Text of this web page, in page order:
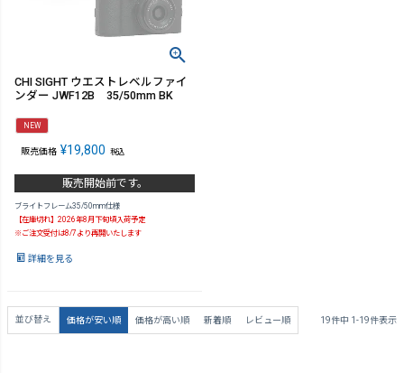
CHI SIGHT ウエストレベルファイ
ンダー JWF12B 35/50mm BK
NEW
販売価格 ¥19,800 税込
販売開始前です。
ブライトフレーム35/50mm仕様
【在庫切れ】2026年8月下旬頃入荷予定
※ご注文受付は8/7より再開いたします
詳細を見る
並び替え 価格が安い順 価格が高い順 新着順 レビュー順 19件中 1 -19件表示